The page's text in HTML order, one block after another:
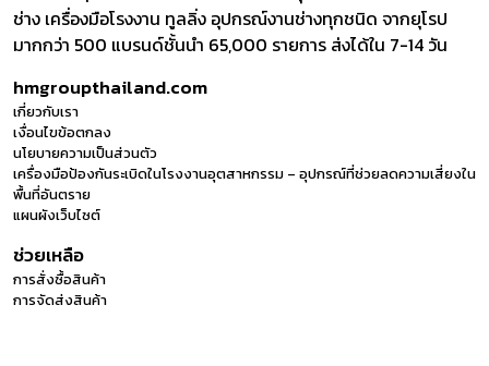
ช่าง เครื่องมือโรงงาน ทูลลิ่ง อุปกรณ์งานช่างทุกชนิด จากยุโรป
มากกว่า 500 แบรนด์ชั้นนำ 65,000 รายการ ส่งได้ใน 7-14 วัน
hmgroupthailand.com
เกี่ยวกับเรา
เงื่อนไขข้อตกลง
นโยบายความเป็นส่วนตัว
เครื่องมือป้องกันระเบิดในโรงงานอุตสาหกรรม – อุปกรณ์ที่ช่วยลดความเสี่ยงใน
พื้นที่อันตราย
แผนผังเว็บไซต์
ช่วยเหลือ
การสั่งซื้อสินค้า
การจัดส่งสินค้า